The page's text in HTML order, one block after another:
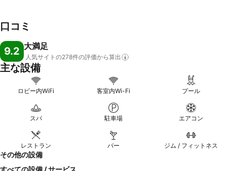
口コミ
9.2 大満足
人気サイトの278件の評価から算出
主な設備
ロビー内WiFi 客室内Wi-Fi プール
スパ 駐車場 エアコン
レストラン バー ジム / フィットネス
その他の設備
すべての設備 / サービス